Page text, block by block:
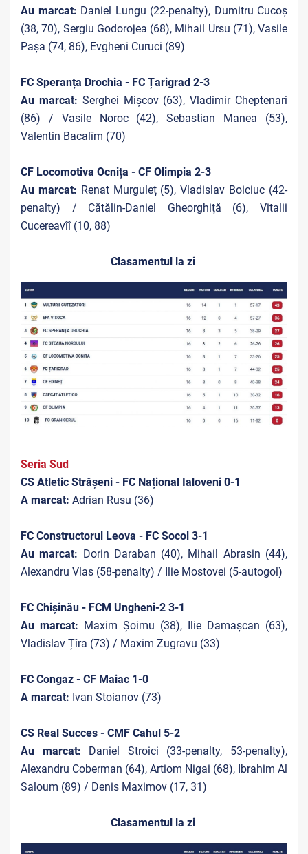
Au marcat: Daniel Lungu (22-penalty), Dumitru Cucoș
(38, 70), Sergiu Godorojea (68), Mihail Ursu (71), Vasile
Pașa (74, 86), Evgheni Curuci (89)
FC Speranța Drochia - FC Țarigrad 2-3
Au marcat: Serghei Mișcov (63), Vladimir Cheptenari
(86) / Vasile Noroc (42), Sebastian Manea (53),
Valentin Bacalîm (70)
CF Locomotiva Ocnița - CF Olimpia 2-3
Au marcat: Renat Murguleț (5), Vladislav Boiciuc (42-
penalty) / Cătălin-Daniel Gheorghiță (6), Vitalii
Cucereavîî (10, 88)
Clasamentul la zi
Seria Sud
CS Atletic Strășeni - FC Național Ialoveni 0-1
A marcat: Adrian Rusu (36)
FC Constructorul Leova - FC Socol 3-1
Au marcat: Dorin Daraban (40), Mihail Abrasin (44),
Alexandru Vlas (58-penalty) / Ilie Mostovei (5-autogol)
FC Chișinău - FCM Ungheni-2 3-1
Au marcat: Maxim Șoimu (38), Ilie Damașcan (63),
Vladislav Țîra (73) / Maxim Zugravu (33)
FC Congaz - CF Maiac 1-0
A marcat: Ivan Stoianov (73)
CS Real Succes - CMF Cahul 5-2
Au marcat: Daniel Stroici (33-penalty, 53-penalty),
Alexandru Coberman (64), Artiom Nigai (68), Ibrahim Al
Saloum (89) / Denis Maximov (17, 31)
Clasamentul la zi